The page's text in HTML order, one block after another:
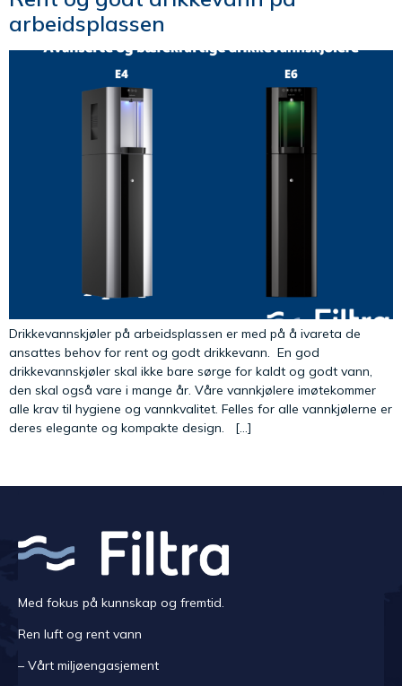
arbeidsplassen
Drikkevannskjøler på arbeidsplassen er med på å ivareta de
ansattes behov for rent og godt drikkevann. En god
drikkevannskjøler skal ikke bare sørge for kaldt og godt vann,
den skal også vare i mange år. Våre vannkjølere imøtekommer
alle krav til hygiene og vannkvalitet. Felles for alle vannkjølerne er
deres elegante og kompakte design. […]
Med fokus på kunnskap og fremtid.
Ren luft og rent vann
– Vårt miljøengasjement